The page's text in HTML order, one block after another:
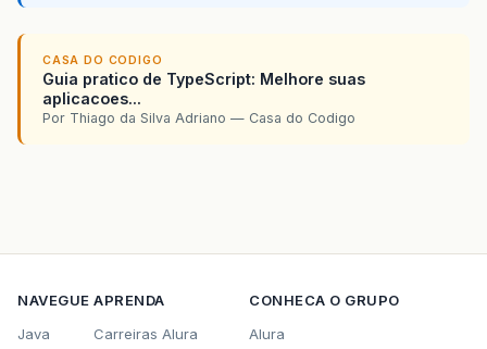
CASA DO CODIGO
Guia pratico de TypeScript: Melhore suas
aplicacoes...
Por Thiago da Silva Adriano — Casa do Codigo
NAVEGUE
Java
APRENDA
Carreiras Alura
CONHECA O GRUPO
Alura